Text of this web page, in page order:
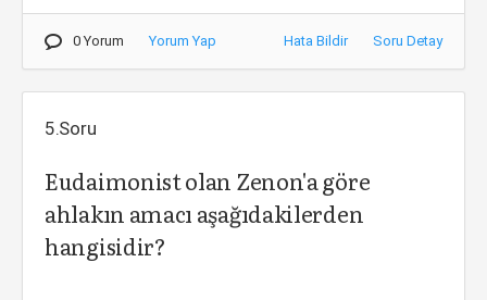
0 Yorum Yorum Yap Hata Bildir Soru Detay
5.Soru
Eudaimonist olan Zenon'a göre
ahlakın amacı aşağıdakilerden
hangisidir?